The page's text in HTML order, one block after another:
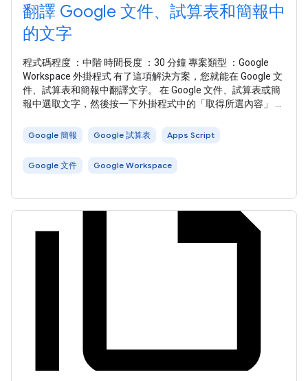
翻譯 Google 文件、試算表和簡報中
的文字
程式碼程度 ：中階 時間長度 ：30 分鐘 專案類型 ：Google
Workspace 外掛程式 有了這項解決方案，您就能在 Google 文
件、試算表和簡報中翻譯文字。 在 Google 文件、試算表或簡
報中選取文字，然後按一下外掛程式中的「取得所選內容」 ，
根據預設，指令碼會偵測原文語言，並將文字翻譯成英文。你
鈕，開啟
Google 簡報 Google 試算表 Apps Script
Google 文件 Google Workspace